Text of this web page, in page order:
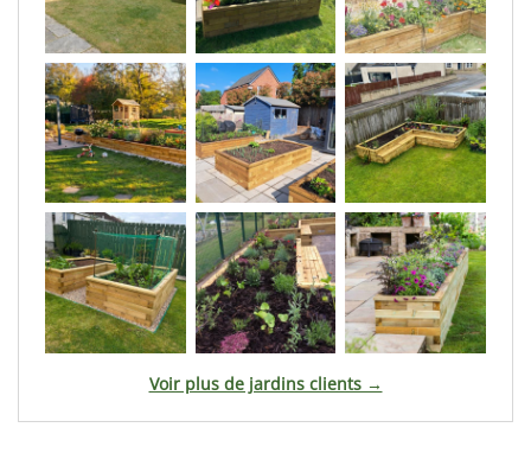
Voir plus de jardins clients →